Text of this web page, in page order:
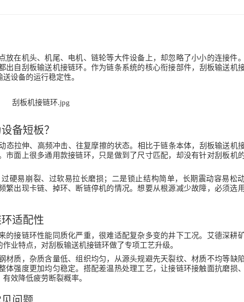
放在机头、机尾、电机、链轮等大件设备上，却忽略了小小的连接件
出自 刮板输送机接链环。作为链条系统的核心衔接部件， 刮板输送机
设备的运行稳定性。
备短板？
态拉伸、高频冲击、往复摩擦的状态。相比于链条本体， 刮板输送机
市面上很多通用款接链环，只是做到了尺寸匹配，却没有针对刮板机
硬易崩裂、过软易拉长磨损；二是锁止结构简单，长期震动容易松
繁出现卡链、掉环、断链停机的情况。想要从根源减少故障，必须选
适配性
接链环性能同质化严重，很难适配复杂多变的井下工况。艾德深耕
作业特点，对刮板输送机接链环做了专项工艺升级。
材质，杂质含量低、组织均匀，从源头规避先天裂纹、材质不均等缺陷
体强度更加均匀稳定。搭配差温热处理工艺，让接链环接触面抗磨损
效降低疲劳断裂概率。